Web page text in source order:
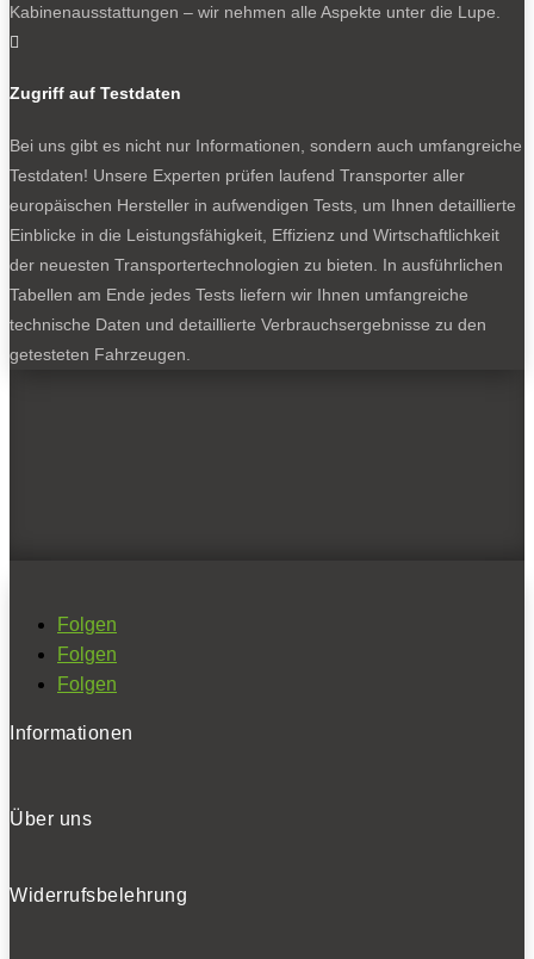
Kabinenausstattungen – wir nehmen alle Aspekte unter die Lupe.

Zugriff auf Testdaten
Bei uns gibt es nicht nur Informationen, sondern auch umfangreiche
Testdaten! Unsere Experten prüfen laufend Transporter aller
europäischen Hersteller in aufwendigen Tests, um Ihnen detaillierte
Einblicke in die Leistungsfähigkeit, Effizienz und Wirtschaftlichkeit
der neuesten Transportertechnologien zu bieten. In ausführlichen
Tabellen am Ende jedes Tests liefern wir Ihnen umfangreiche
technische Daten und detaillierte Verbrauchsergebnisse zu den
getesteten Fahrzeugen.
Folgen
Folgen
Folgen
Informationen
Über uns
Widerrufsbelehrung